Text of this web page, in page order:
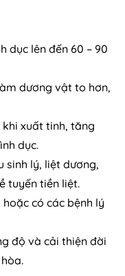
dục lên đến 60 – 90
dương vật to hơn,
khi xuất tinh, tăng
dục.
sinh lý, liệt dương,
tuyến tiền liệt.
có các bệnh lý
độ và cải thiện đời